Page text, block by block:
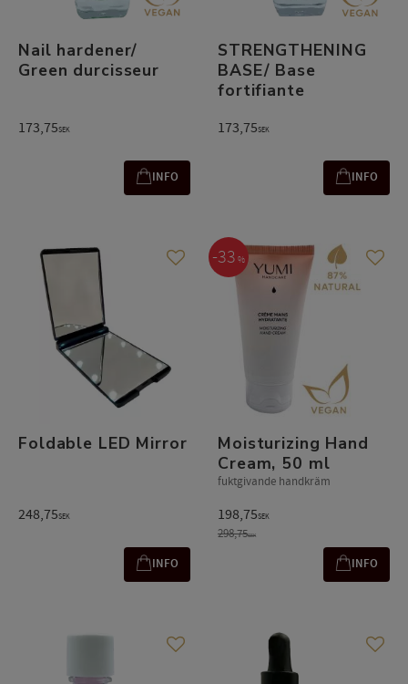
Nail hardener/
Green durcisseur
173,75SEK
INFO
STRENGTHENING
BASE/ Base
fortifiante
173,75SEK
INFO
Foldable LED Mirror
248,75SEK
Add to favorites
INFO
Moisturizing Hand
Cream, 50 ml
fuktgivande handkräm
198,75SEK
298,75SEK
33 % Add
INFO
Add to favorites Add